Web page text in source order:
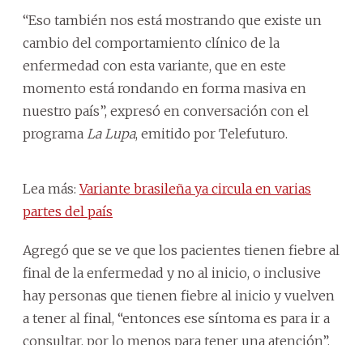
“Eso también nos está mostrando que existe un
cambio del comportamiento clínico de la
enfermedad con esta variante, que en este
momento está rondando en forma masiva en
nuestro país”, expresó en conversación con el
programa La Lupa, emitido por Telefuturo.
Lea más:Variante brasileña ya circula en varias
partes del país
Agregó que se ve que los pacientes tienen fiebre al
final de la enfermedad y no al inicio, o inclusive
hay personas que tienen fiebre al inicio y vuelven
a tener al final, “entonces ese síntoma es para ir a
consultar, por lo menos para tener una atención”,